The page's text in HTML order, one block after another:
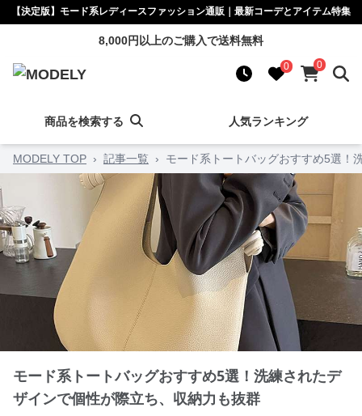
【決定版】モード系レディースファッション通販｜最新コーデとアイテム特集
8,000円以上のご購入で送料無料
0 0
商品を検索する 人気ランキング
MODELY TOP › 記事一覧 › モード系トートバッグおすすめ5選！
モード系トートバッグおすすめ5選！洗練されたデ
ザインで個性が際立ち、収納力も抜群